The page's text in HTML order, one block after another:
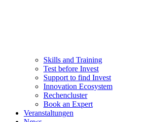
Skills and Training
Test before Invest
Support to find Invest
Innovation Ecosystem
Rechencluster​
Book an Expert
Veranstaltungen